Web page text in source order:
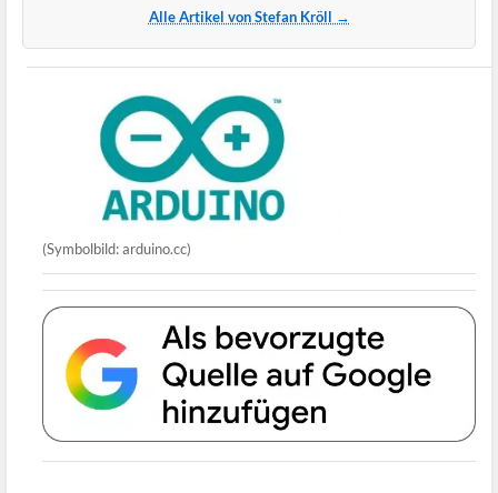
Alle Artikel von Stefan Kröll →
(Symbolbild: arduino.cc)